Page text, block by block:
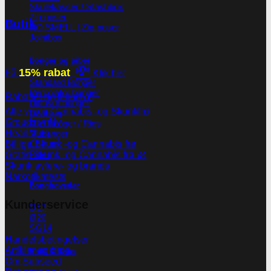
Skulekasser / Stashbox
Zip-poser
NO SMELL | Zip-poser
Jointbox
Bonger og piber
Standard Bonger
Percolator bonger
Diffusor bonger
Dabbing
Olie Bonger / Rigs
Tjubanger
Chillum
Piber
Bonghoveder
Ø17
Ø20
SG14
Sniff & Snus
Butik
Få 15% rabat 💸 Klik her
Rabatter og tilbud 💰
Alle vores Cannabis -og Skunkfrø
Groudstyr
Headshop
Billige Skunk -og Cannabis frø
Gratis Skunk -og Cannabis frø 🌿
Skunk avlere- og brands
Narkotikatests
Kunderservice
Handelsbetingelser
Artikler og blog
Om Subseed